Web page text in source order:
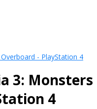
- PlayStation 4
3: Monsters
4